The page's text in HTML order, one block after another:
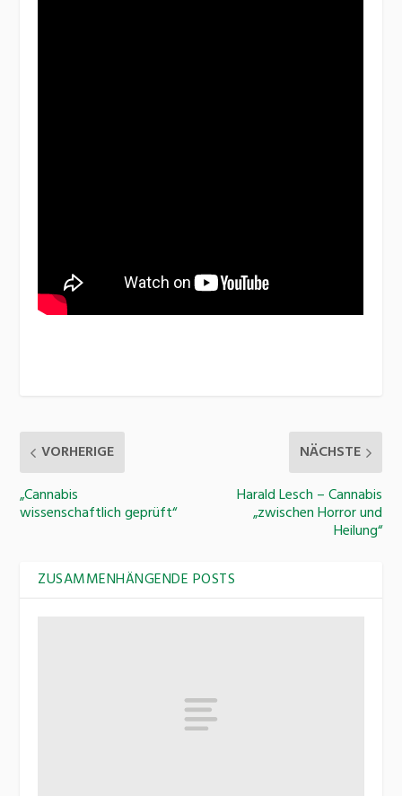
VORHERIGE
„Cannabis
wissenschaftlich geprüft“
NÄCHSTE
Harald Lesch – Cannabis
„zwischen Horror und
Heilung“
ZUSAMMENHÄNGENDE POSTS